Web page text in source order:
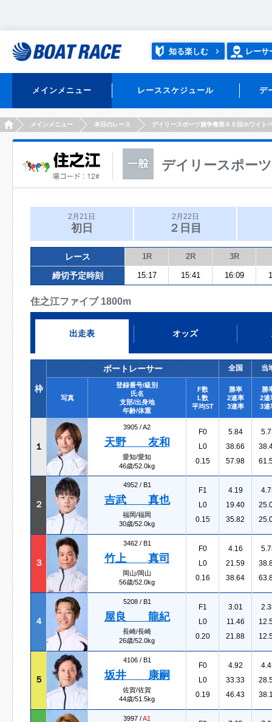
知る楽しむ レーサ
メインメニュー レーススケジュール デ
HOMEメインメニュー 本日のレース デイリースポーツ旗争奪第６５回ホワイト
デイリースポー
2月21日
初日
2月22日
２日目
レース 1R 2R 3R
締切予定時刻 15:17 15:41 16:09
住之江ファイブ 1800m
出走表 オッズ
枠
ボートレーサー 全国 当
写真
登録番号/級別
氏名
支部/出身地
年齢/体重
F数
L数
平均ST
勝率
2連率
3連率
勝
2連
3連
１
3905 /A2
天野 友和
愛知/愛知
46歳/52.0kg
F0
L0
0.15
5.84
38.66
57.98
２
4952 / B1
吉武 真也
福岡/福岡
30歳/52.0kg
F1
L0
0.15
4.19
19.40
35.82
３
3462 / B1
竹上 真司
岡山/岡山
56歳/52.0kg
F0
L0
0.16
4.16
21.59
38.64
４
5208 / B1
屋良 龍紀
長崎/長崎
26歳/52.0kg
F1
L0
0.20
3.01
11.46
21.88
５
4106 / B1
坂井 康嗣
佐賀/佐賀
44歳/51.5kg
F0
L0
0.19
4.92
33.33
46.43
3997 /A1